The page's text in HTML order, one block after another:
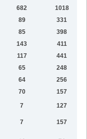
682 1018
89 331
85 398
143 411
117 441
65 248
64 256
70
157
7
127
7 157